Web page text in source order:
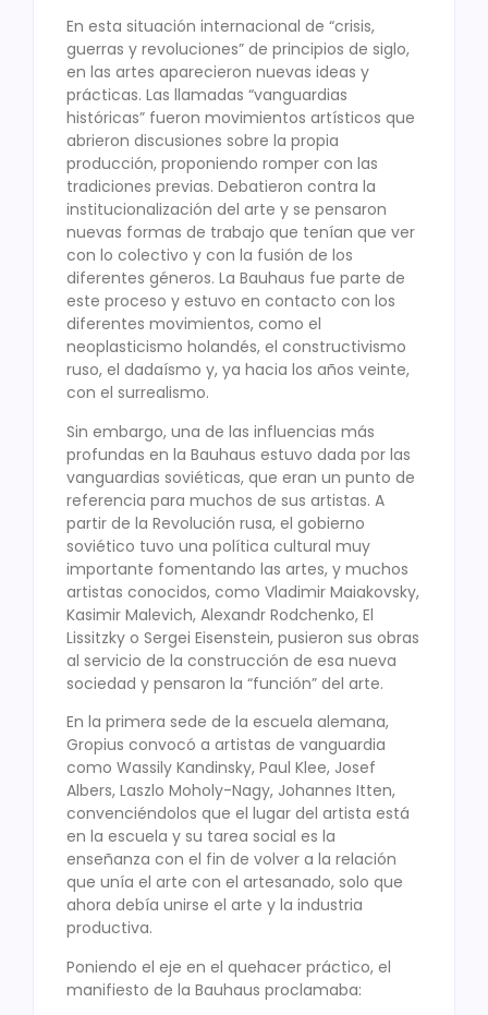
En esta situación internacional de “crisis,
guerras y revoluciones” de principios de siglo,
en las artes aparecieron nuevas ideas y
prácticas. Las llamadas “vanguardias
históricas” fueron movimientos artísticos que
abrieron discusiones sobre la propia
producción, proponiendo romper con las
tradiciones previas. Debatieron contra la
institucionalización del arte y se pensaron
nuevas formas de trabajo que tenían que ver
con lo colectivo y con la fusión de los
diferentes géneros. La Bauhaus fue parte de
este proceso y estuvo en contacto con los
diferentes movimientos, como el
neoplasticismo holandés, el constructivismo
ruso, el dadaísmo y, ya hacia los años veinte,
con el surrealismo.
Sin embargo, una de las influencias más
profundas en la Bauhaus estuvo dada por las
vanguardias soviéticas, que eran un punto de
referencia para muchos de sus artistas. A
partir de la Revolución rusa, el gobierno
soviético tuvo una política cultural muy
importante fomentando las artes, y muchos
artistas conocidos, como Vladimir Maiakovsky,
Kasimir Malevich, Alexandr Rodchenko, El
Lissitzky o Sergei Eisenstein, pusieron sus obras
al servicio de la construcción de esa nueva
sociedad y pensaron la “función” del arte.
En la primera sede de la escuela alemana,
Gropius convocó a artistas de vanguardia
como Wassily Kandinsky, Paul Klee, Josef
Albers, Laszlo Moholy-Nagy, Johannes Itten,
convenciéndolos que el lugar del artista está
en la escuela y su tarea social es la
enseñanza con el fin de volver a la relación
que unía el arte con el artesanado, solo que
ahora debía unirse el arte y la industria
productiva.
Poniendo el eje en el quehacer práctico, el
manifiesto de la Bauhaus proclamaba: